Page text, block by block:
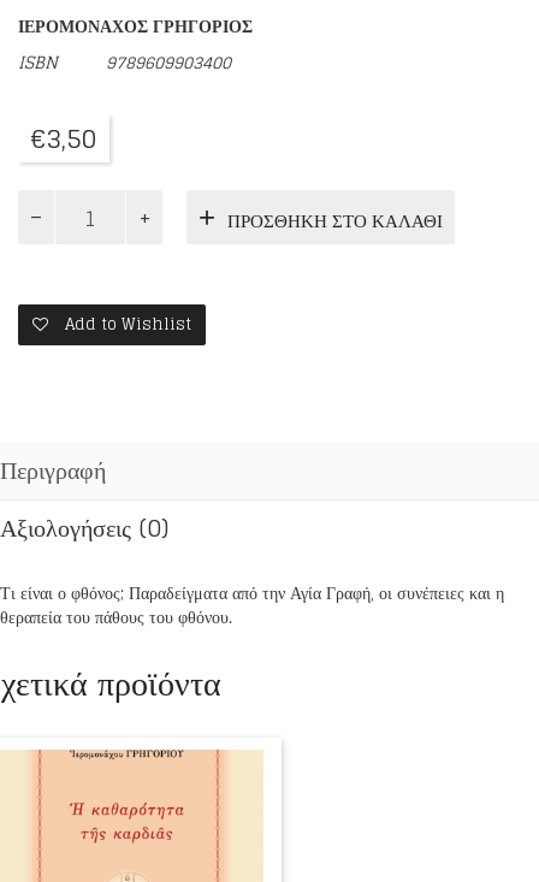
ΙΕΡΟΜΟΝΑΧΟΣ ΓΡΗΓΟΡΙΟΣ
ISBN9789609903400
€3,50
ΠΑΘΟΣ
ποσότητα
ΠΡΟΣΘΉΚΗ ΣΤΟ ΚΑΛΆΘΙ
Add to Wishlist
Περιγραφή
Αξιολογήσεις (0)
Τι είναι ο φθόνος; Παραδείγματα από την Αγία Γραφή, οι συνέπειες και η
θεραπεία του πάθους του φθόνου.
προϊόντα